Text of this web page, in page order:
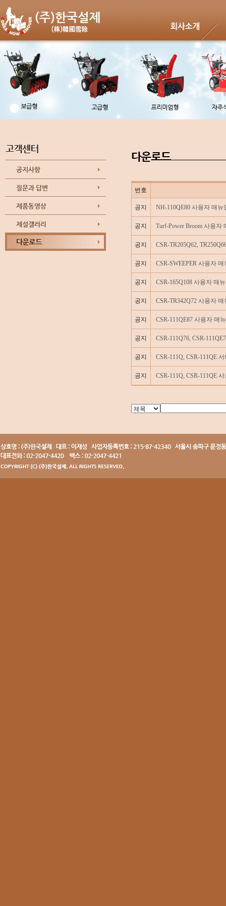
번호
공지 NH-110QE80 사용자 매뉴
공지 Turf-Power Broom 사용자
공지 CSR-TR205Q62,
공지 CSR-SWEEPER 사용자 매
공지 CSR-165Q108 사용자 매
공지 CSR-TR342Q72 사용자 매
공지 CSR-111QE87 사용자 매
공지 CSR-111Q76, CSR-
공지 CSR-111Q, CSR-111QE
공지 CSR-111Q, CSR-111QE